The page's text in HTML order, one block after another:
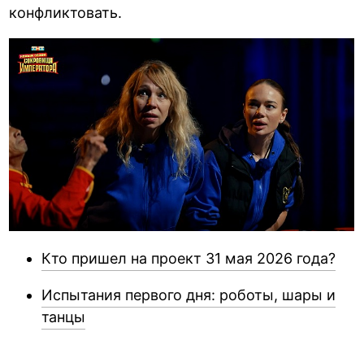
конфликтовать.
Кто пришел на проект 31 мая 2026 года?
Испытания первого дня: роботы, шары и
танцы